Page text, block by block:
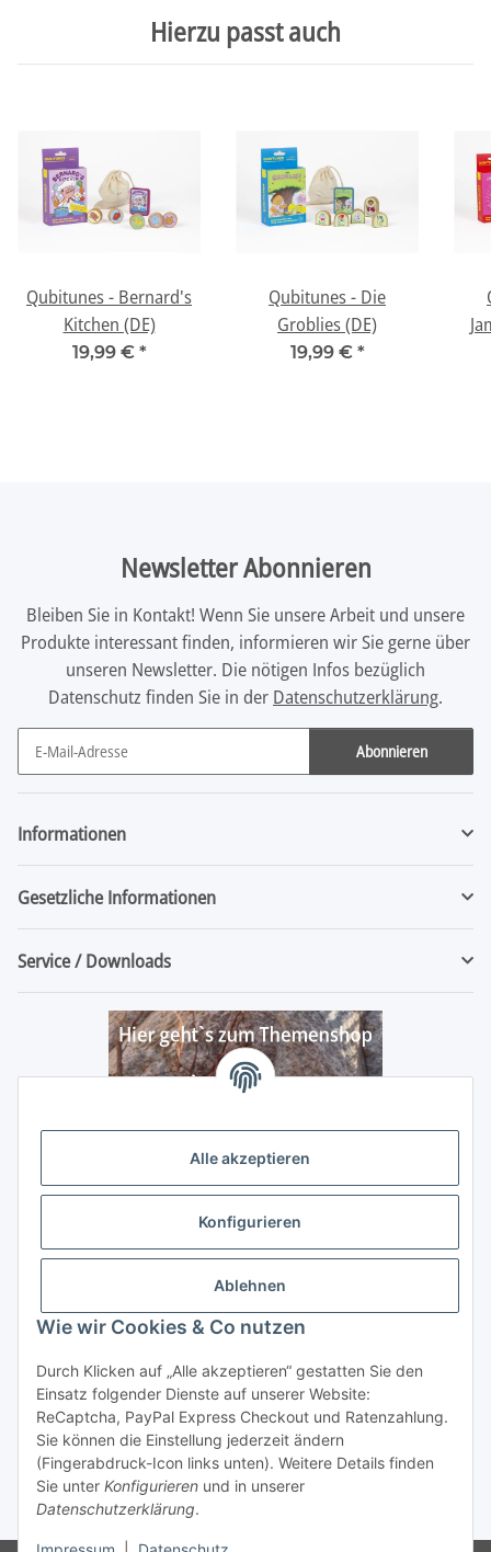
Alle akzeptieren
Konfigurieren
Ablehnen
Wie wir Cookies & Co nutzen
Durch Klicken auf „Alle akzeptieren“ gestatten Sie den
Einsatz folgender Dienste auf unserer Website:
ReCaptcha, PayPal Express Checkout und Ratenzahlung.
Sie können die Einstellung jederzeit ändern
(Fingerabdruck-Icon links unten). Weitere Details finden
Sie unter Konfigurieren und in unserer
Datenschutzerklärung.
Hierzu passt auch
Qubitunes - Bernard's
Kitchen (DE)
19,99 € *
Qubitunes - Die
Groblies (DE)
19,99 € *
Newsletter Abonnieren
Bleiben Sie in Kontakt! Wenn Sie unsere Arbeit und unsere
Produkte interessant finden, informieren wir Sie gerne über
unseren Newsletter. Die nötigen Infos bezüglich
Datenschutz finden Sie in der Datenschutzerklärung.
Abonnieren
Newsletter Abonnieren
Informationen
Gesetzliche Informationen
Service / Downloads
Vertrag widerrufen
* Alle Preise inkl. gesetzlicher USt., zzgl.